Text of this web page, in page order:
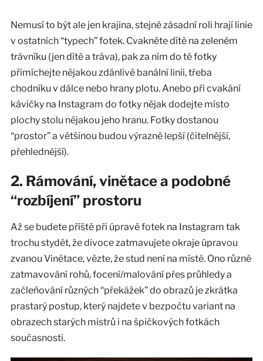
Nemusí to být ale jen krajina, stejně zásadní roli hrají linie
v ostatních “typech” fotek. Cvakněte dítě na zeleném
trávníku (jen dítě a tráva), pak za ním do té fotky
přimíchejte nějakou zdánlivě banální linii, třeba
chodníku v dálce nebo hrany plotu. Anebo při cvakání
kávičky na Instagram do fotky nějak dodejte místo
plochy stolu nějakou jeho hranu. Fotky dostanou
“prostor” a většinou budou výrazně lepší (čitelnější,
přehlednější).
2. Rámování, vinětace a podobné
“rozbíjení” prostoru
Až se budete příště při úpravě fotek na Instagram tak
trochu stydět, že divoce zatmavujete okraje úpravou
zvanou Vinětace, vězte, že stud není na místě. Ono různé
zatmavování rohů, focení/malování přes průhledy a
začleňování různých “překážek” do obrazů je zkrátka
prastarý postup, který najdete v bezpočtu variant na
obrazech starých mistrů i na špičkových fotkách
současnosti.